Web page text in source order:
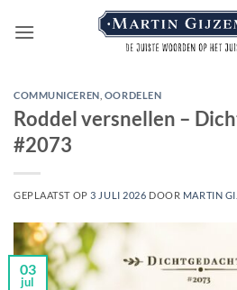
naar
COMMUNICEREN OORDELEN
Roddel versnellen –
#2073
GEPLAATST OP 3 JULI 2026 DOOR MARTIN
03
jul